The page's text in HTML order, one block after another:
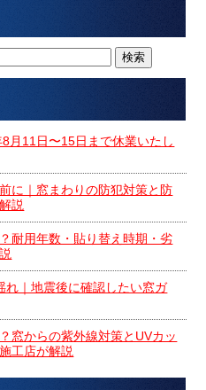
月11日〜15日まで休業いたし
に｜窓まわりの防犯対策と防
説
耐用年数・貼り替え時期・劣
れ｜地震後に確認したい窓ガ
窓からの紫外線対策とUVカッ
工店が解説